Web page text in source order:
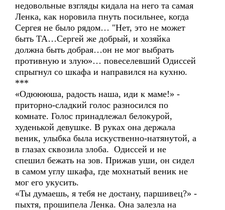
недовольные взгляды кидала на него та самая
Ленка, как норовила пнуть посильнее, когда
Сергея не было рядом… "Нет, это не может
быть ТА…Сергей же добрый, и хозяйка
должна быть добрая…он не мог выбрать
противную и злую»… повеселевший Одиссей
спрыгнул со шкафа и направился на кухню.
***
«Одюююша, радость наша, иди к маме!» -
приторно-сладкий голос разносился по
комнате. Голос принадлежал белокурой,
худенькой девушке. В руках она держала
веник, улыбка была искуственно-натянутой, а
в глазах сквозила злоба. Одиссей и не
спешил бежать на зов. Прижав уши, он сидел
в самом углу шкафа, где мохнатый веник не
мог его укусить.
«Ты думаешь, я тебя не достану, паршивец?» -
пыхтя, прошипела Ленка. Она залезла на